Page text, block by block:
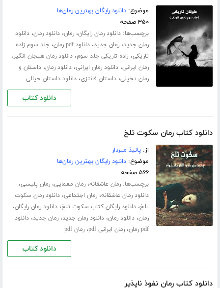
موضوع:دانلود رایگان بهترین رمان‌ها
۳۵۰ صفحه
برچسب‌ها:دانلود رمان رایگان،رمان،دانلود رمان،دانلود
رمان جدید،رمان جدید،دانلود pdf رمان ، جلد سوم زاده
تاریکی، زاده تاریکی جلد سوم،دانلود رمان هیجان انگیز،
رمان ایرانی،دانلود رمان ایرانی،دانلود رمان،داستان و
رمان تخیلی،داستان فانتزی،دانلود داستان خیالی
دانلود کتاب
دانلود کتاب رمان سکوت تلخ
از:پانیذ میردار
موضوع:دانلود رایگان بهترین رمان‌ها
۵۶۶ صفحه
برچسب‌ها:رمان عاشقانه،رمان معمایی،رمان پلیسی،
دانلود رمان عاشقانه،رمان اجتماعی،دانلود رمان سکوت
تلخ،دانلود رایگان کتاب سکوت تلخ،دانلود رمان رایگان،
رمان،دانلود رمان،دانلود رمان جدید،رمان جدید،دانلود
pdf رمان
،رمان ایرانی pdf ،رمان pdf
دانلود کتاب
دانلود کتاب رمان نفوذ ناپذیر